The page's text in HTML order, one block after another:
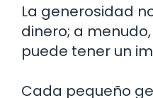
La generosidad
dinero; a
puede tener un
Cada pequeño